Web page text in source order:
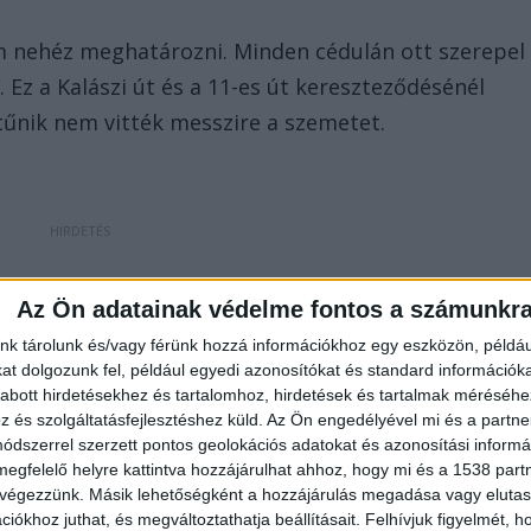
Az Ön adatainak védelme fontos a
tárolunk és/vagy férünk hozzá információkhoz egy eszközön,
dolgozunk fel, például egyedi azonosítókat és standard
hirdetésekhez és tartalomhoz, hirdetések és tartalmak
és szolgáltatásfejlesztéshez küld. Az Ön engedélyével mi és a
szerzett pontos geolokációs adatokat és azonosítási
helyre kattintva hozzájárulhat ahhoz, hogy mi és a 1538
Másik lehetőségként a hozzájárulás megadása vagy
juthat, és megváltoztathatja beállításait. Felhívjuk figyelmét,
meghatározni. Minden cédulán ott szerepel
a Kalászi út és a 11-es út kereszteződésénél
nem vitték messzire a szemetet.
a hulladék a benzinkúthoz közeli Aldihoz,
senki sem vette észre, hogy több ezer
várja, hogy történjen végre valami vele. Az
készített és feltöltötte az egyik szentendrei